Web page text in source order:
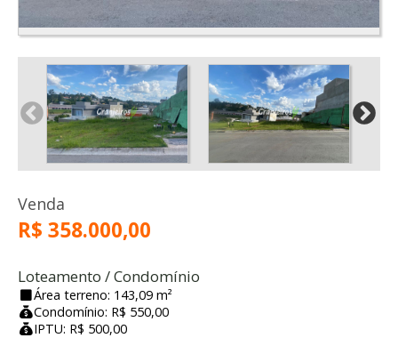
Venda
R$ 358.000,00
Loteamento / Condomínio
Área terreno: 143,09 m²
Condomínio: R$ 550,00
IPTU: R$ 500,00